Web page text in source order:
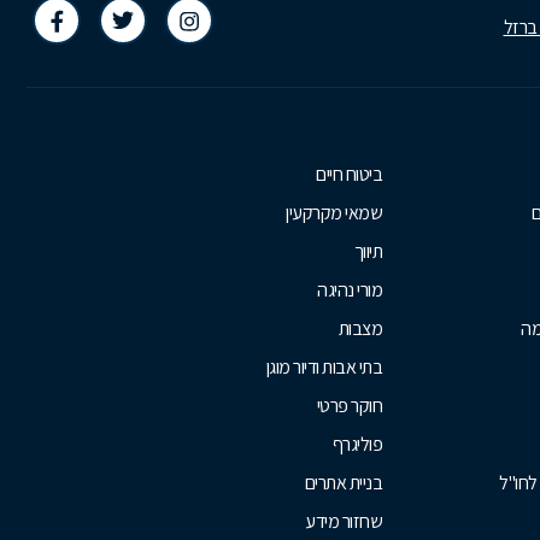
לחו"ל
ביטוח חיים
שמאי מקרקעין
תיווך
מורי נהיגה
מצבות
בתי אבות ודיור מוגן
חוקר פרטי
פוליגרף
בניית אתרים
שחזור מידע